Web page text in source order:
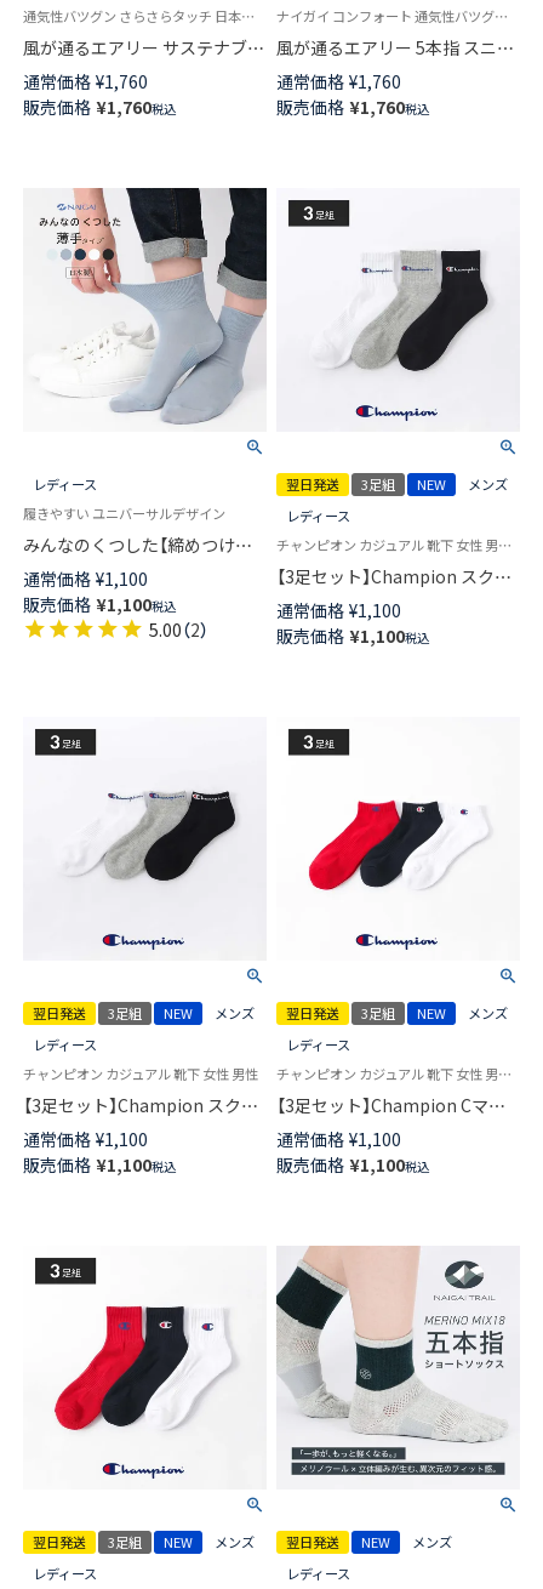
通気性バツグン さらさらタッチ 日本製 婦人 女性 靴下 ナイガイ コンフォート
風が通るエアリー サステナブル
素材 ショート丈 ソックス 涼感
メッシュ 消臭素材 NAIGAI
COMFORT レディース
通常価格 ¥1,760
販売価格 ¥1,760税込
ナイガイ コンフォート 通気性バツグン さらさらタッチ 日本製 婦人 靴下
風が通るエアリー 5本指 スニー
カー丈 ソックス 親指セパレー
ト設計 抗菌防臭 NAIGAI
COMFORT レディース ソックス
通常価格 ¥1,760
販売価格 ¥1,760税込
レディース
履きやすい ユニバーサルデザイン
みんなのくつした【締めつけな
い靴下】 薄手 ハイゲージ 足口ふ
んわり オーガニックコットン混
クルー丈 ソックス レディース
日本製 03150019
通常価格 ¥1,100
販売価格 ¥1,100税込
5.00（2）
翌日発送 3足組 NEW
メンズ
レディース
チャンピオン カジュアル 靴下 女性 男性 ユニセックス
【3足セット】Champion スクリ
プトロゴ 消臭糸使用 足底パイ
ル アーチサポート ショート丈
ソックス メンズ レディース
通常価格 ¥1,100
販売価格 ¥1,100税込
翌日発送 3足組 NEW
メンズ
レディース
チャンピオン カジュアル 靴下 女性 男性
【3足セット】Champion スクリ
プトロゴ 消臭糸使用 足底パイ
ル アーチサポート スニーカー
丈 ソックス メンズ レディース
通常価格 ¥1,100
販売価格 ¥1,100税込
翌日発送 3足組 NEW
メンズ
レディース
チャンピオン カジュアル 靴下 女性 男性 ブランド ユニセックス
【3足セット】Champion Cマー
クロゴ 消臭糸使用 足底パイル
アーチサポート スニーカー丈
ソックス メンズ レディース
通常価格 ¥1,100
販売価格 ¥1,100税込
翌日発送 3足組 NEW
メンズ
レディース
翌日発送 NEW
メンズ
レディース